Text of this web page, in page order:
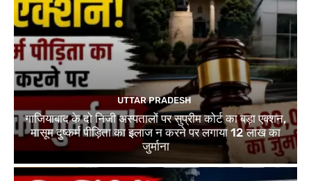
UTTAR PRADESH
गाजियाबाद के दो निजी अस्पतालों पर सुप्रीम कोर्ट का बड़ा एक्शन,
मासूम दुष्कर्म पीड़िता का इलाज न करने पर लगाया 12 लाख का
जुर्माना